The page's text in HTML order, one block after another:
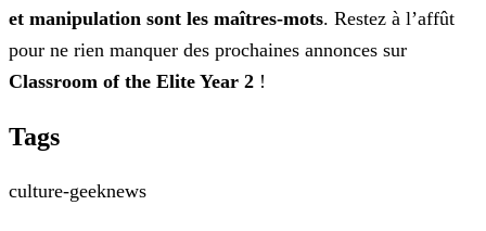
et manipulation sont les maîtres-mots. Restez à l’affût
pour ne rien manquer des prochaines annonces sur
Classroom of the Elite Year 2 !
Tags
culture-geeknews